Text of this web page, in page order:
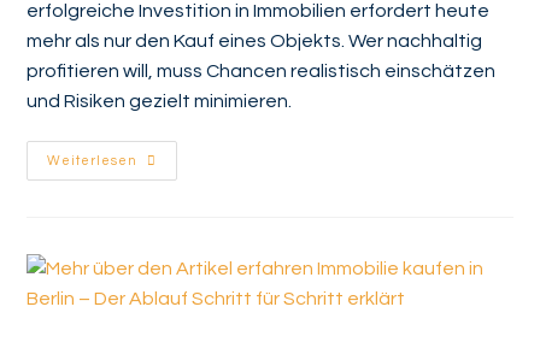
erfolgreiche Investition in Immobilien erfordert heute
mehr als nur den Kauf eines Objekts. Wer nachhaltig
profitieren will, muss Chancen realistisch einschätzen
und Risiken gezielt minimieren.
Weiterlesen